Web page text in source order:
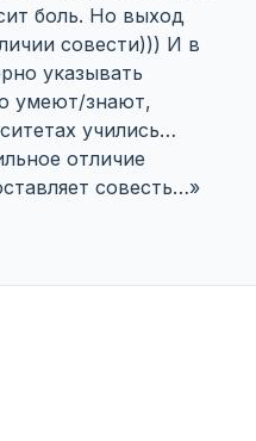
боль. Но выход
совести))) И в
указывать
умеют/знают,
учились…
отличие
совесть…»